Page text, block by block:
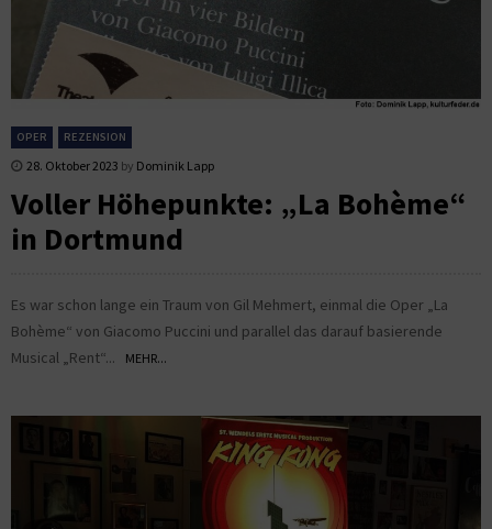
OPER REZENSION
28. Oktober 2023 by Dominik Lapp
Voller Höhepunkte: „La Bohème“
in Dortmund
Es war schon lange ein Traum von Gil Mehmert, einmal die Oper „La
Bohème“ von Giacomo Puccini und parallel das darauf basierende
Musical „Rent“...
MEHR...